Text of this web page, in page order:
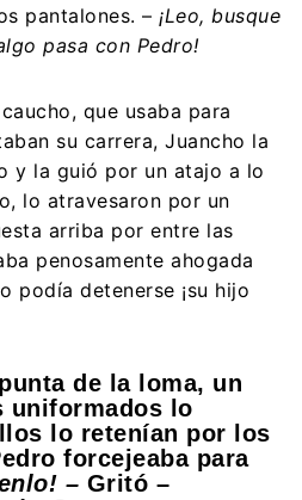
pantalones. – ¡Leo, busque
pasa con Pedro!
que usaba para
su carrera, Juancho la
y la guió por un atajo a lo
lo atravesaron por un
arriba por entre las
penosamente ahogada
podía detenerse ¡su hijo
de la loma, un
uniformados lo
lo retenían por los
forcejeaba para
– Gritó –